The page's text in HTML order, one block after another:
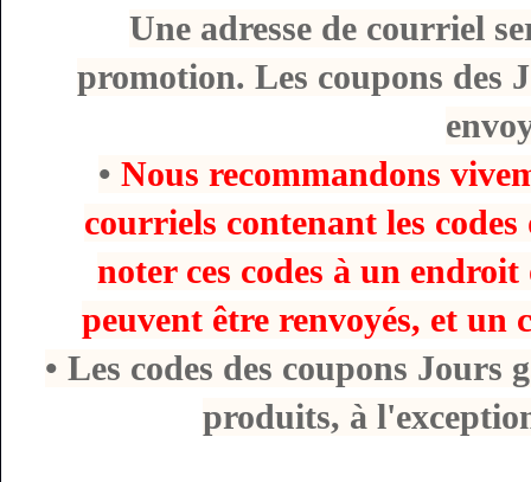
Une adresse de courriel
promotion. Les coupons des
• Nous recommandons
courriels contenant les
noter ces codes à un
peuvent être renvoyés, et un
• Les codes des coupons
produits, à